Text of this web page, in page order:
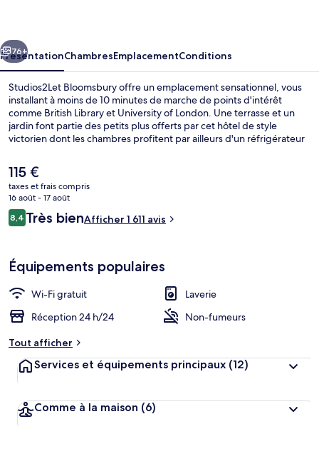
Suivant
76+
PrésentationChambresEmplacementConditions
Studios2Let Bloomsbury offre un emplacement sensationnel, vous
installant à moins de 10 minutes de marche de points d'intérêt
comme British Library et University of London. Une terrasse et un
jardin font partie des petits plus offerts par cet hôtel de style
victorien dont les chambres profitent par ailleurs d'un réfrigérateur
attentionné et le bon rapport qualité-prix remportent un franc
succès auprès des autres voyageurs. L'hébergement se situe à une
très courte distance à pied des transports publics : Station de métro
King's Cross St. Pancras se trouve à 7 min et Station de métro Russell
Square, à 7 min.
Le
prix
actuel
est
de
115 €
taxes et frais compris
16 août - 17 août
Avis
voyageurs
8,48,4 sur 10
Très bienAfficher 1 611 avis
Équipements populaires
Wi-Fi gratuit
Laverie
Réception 24 h/24
Non-fumeurs
Tout afficher
Services et équipements principaux (12)
Comme à la maison (6)